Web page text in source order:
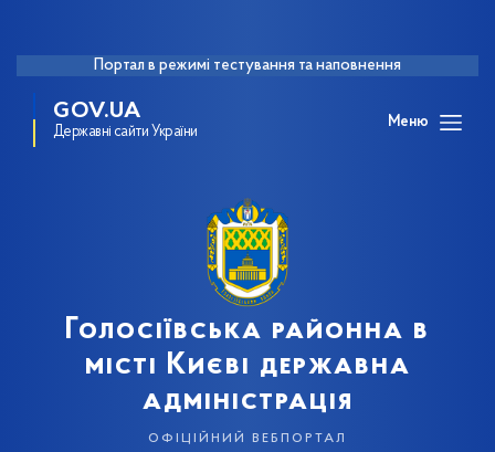
Портал в режимі тестування та наповнення
GOV.UA
Державні сайти України
Меню
Голосіївська районна в
місті Києві державна
адміністрація
офіційний вебпортал